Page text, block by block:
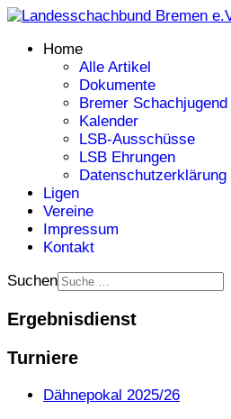
Home
Alle Artikel
Dokumente
Bremer Schachjugend
Kalender
LSB-Ausschüsse
LSB Ehrungen
Datenschutzerklärung
Ligen
Vereine
Impressum
Kontakt
Suchen
Ergebnisdienst
Turniere
Dähnepokal 2025/26